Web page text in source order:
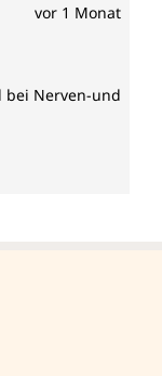
vor 1 Monat
5 Sternen
bei Nerven-und